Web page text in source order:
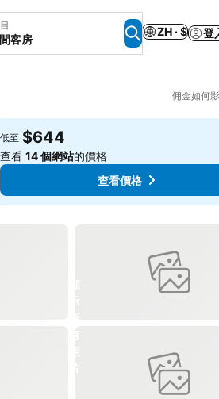
客房
ZH · $ 登
佣金如何
夾
低至 $644
查看14 個網站的價格
查看價格